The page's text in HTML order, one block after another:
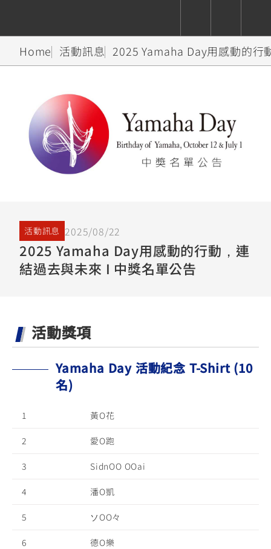
Super
Sport
Hyper
Naked
Sport
Heritage
YZF-R9
550+
550+
YZF-R3
YZF-R15
150
MT-
09
MT-
09
MT-
MT-
251~549
XSR
155
Premium Sport FashionAdventureFamily
TMAX
550+
251~549
NMAX
AUGUR
150
CYGNUS
XR
CYGNUS
X
125
150
125
Limi
125
BW'S
125
AXIS
JOG
CUXiE
追蹤愛車
我的愛車 瀏覽紀錄
Home 活動訊息 2025 Yamaha Day用感動的行
活動訊息 2025/08/22
2025 Yamaha Day用感動的行動，連
結過去與未來 I 中獎名單公告
活動獎項
Yamaha Day 活動紀念 T-Shirt (10
名)
1 黃O花
2 愛O跑
3 SidnOO OOai
4 潘O凱
5 ソOO々
6 德O樂